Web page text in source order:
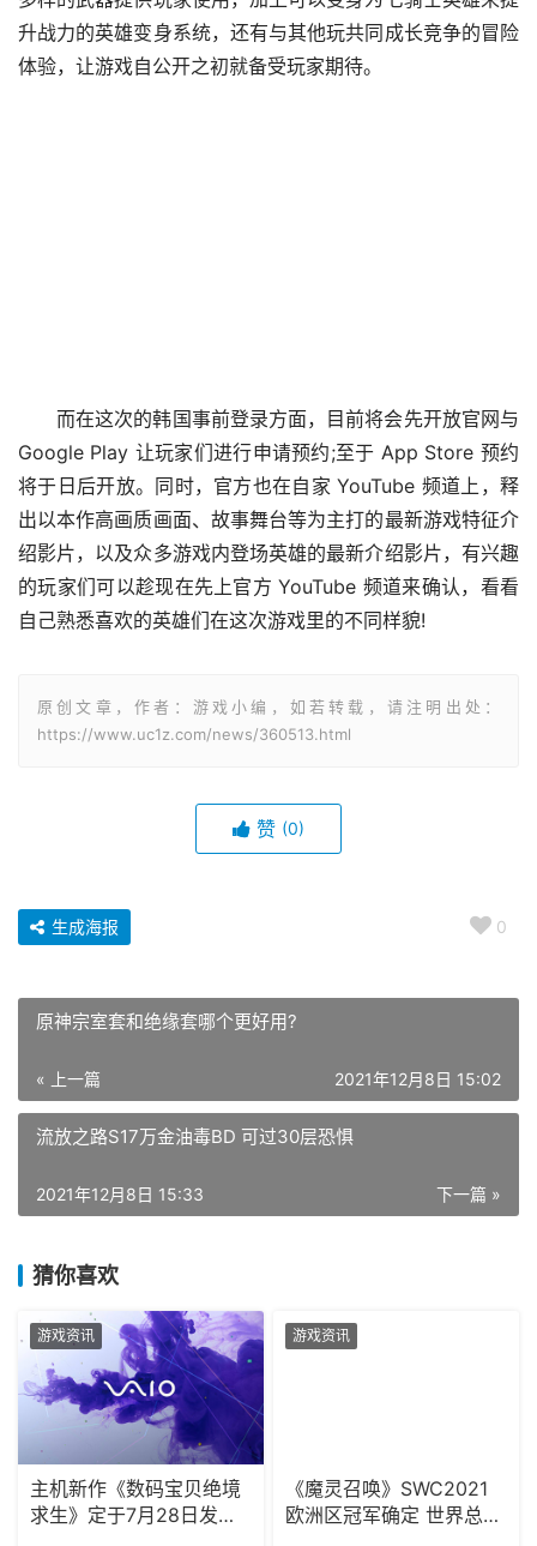
升战力的英雄变身系统，还有与其他玩共同成长竞争的冒险
体验，让游戏自公开之初就备受玩家期待。
而在这次的韩国事前登录方面，目前将会先开放官网与
Google Play 让玩家们进行申请预约;至于 App Store 预约
将于日后开放。同时，官方也在自家 YouTube 频道上，释
出以本作高画质画面、故事舞台等为主打的最新游戏特征介
绍影片，以及众多游戏内登场英雄的最新介绍影片，有兴趣
的玩家们可以趁现在先上官方 YouTube 频道来确认，看看
自己熟悉喜欢的英雄们在这次游戏里的不同样貌!
原创文章，作者：游戏小编，如若转载，请注明出处：
https://www.uc1z.com/news/360513.html
赞 (0)
0
生成海报
原神宗室套和绝缘套哪个更好用?
« 上一篇 2021年12月8日 15:02
流放之路S17万金油毒BD 可过30层恐惧
下一篇 »
2021年12月8日 15:33
猜你喜欢
游戏资讯
主机新作《数码宝贝绝境
求生》定于7月28日发售
游戏资讯
《魔灵召唤》SWC2021
欧洲区冠军确定 世界总决